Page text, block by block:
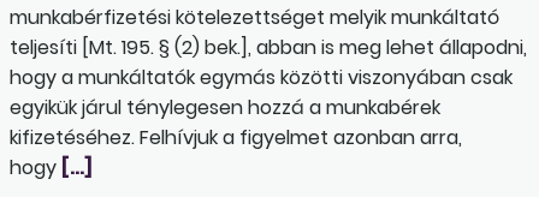
munkabérfizetési kötelezettséget melyik munkáltató
teljesíti [Mt. 195. § (2) bek.], abban is meg lehet állapodni,
hogy a munkáltatók egymás közötti viszonyában csak
egyikük járul ténylegesen hozzá a munkabérek
kifizetéséhez. Felhívjuk a figyelmet azonban arra,
hogy […]